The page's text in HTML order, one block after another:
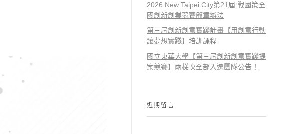
2026 New Taipei City第21屆 戰國策全
國創新創業競賽簡章辦法
第三屆創新創意實踐計畫【用創意行動
讓夢想實踐】培訓課程
國立東華大學【第三屆創新創意實踐提
案競賽】兩梯次全部入選團隊公告！
近期留言